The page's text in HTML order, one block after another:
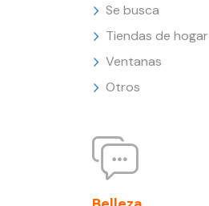
Se busca
Tiendas de hogar
Ventanas
Otros